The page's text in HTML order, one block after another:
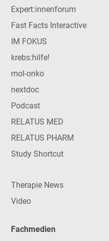
Expert:innenforum
Fast Facts Interactive
IM FOKUS
krebs:hilfe!
mol-onko
nextdoc
Podcast
RELATUS MED
RELATUS PHARM
Study Shortcut
Therapie News
Video
Fachmedien